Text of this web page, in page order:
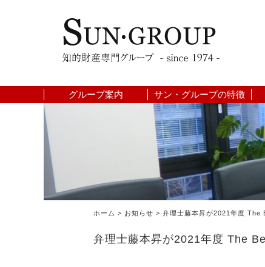
グループ案内 サン・グループの特徴
ホーム > お知らせ > 弁理士藤本昇が2021年度
弁理士藤本昇が2021年度 The